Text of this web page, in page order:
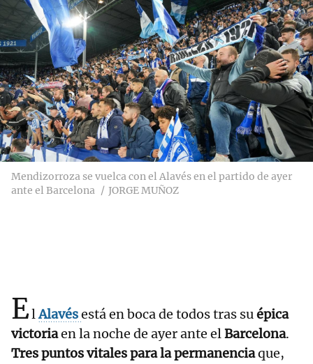
Mendizorroza se vuelca con el Alavés en el partido de ayer
ante el Barcelona
JORGE MUÑOZ
ElAlavésestá en boca de todos tras suépica
victoriaen la noche de ayer ante elBarcelona.
Tres puntos vitales para la permanenciaque,